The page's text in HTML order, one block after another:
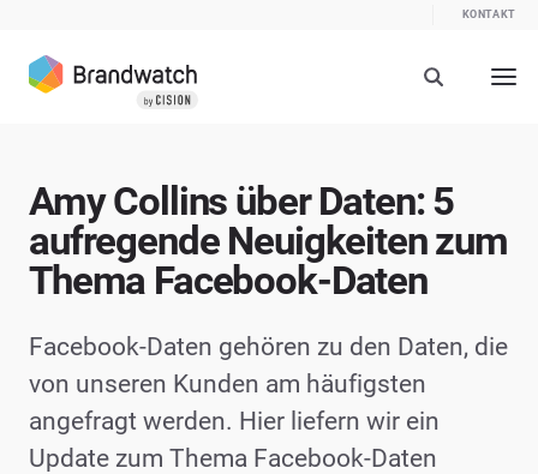
KONTAKT
Amy Collins über Daten: 5
aufregende Neuigkeiten zum
Thema Facebook-Daten
Facebook-Daten gehören zu den Daten, die
von unseren Kunden am häufigsten
angefragt werden. Hier liefern wir ein
Update zum Thema Facebook-Daten